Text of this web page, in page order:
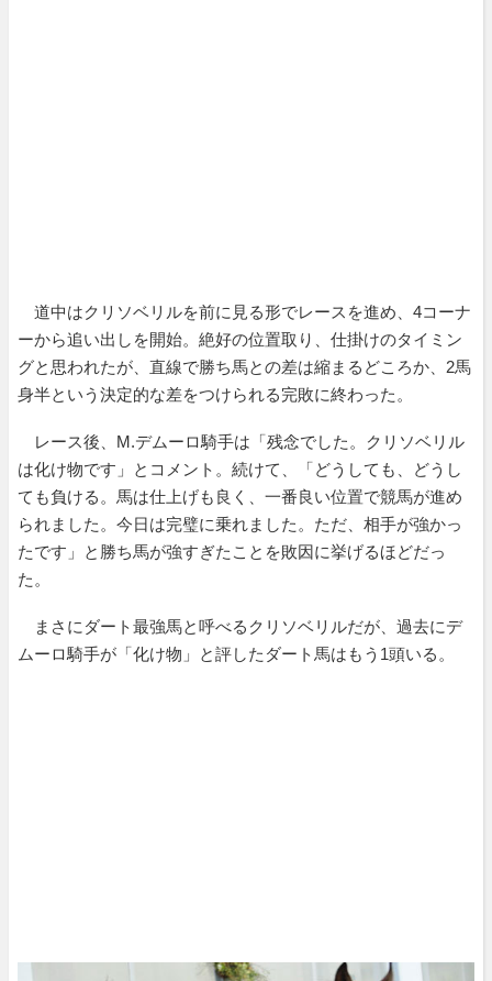
道中はクリソベリルを前に見る形でレースを進め、4コーナ
ーから追い出しを開始。絶好の位置取り、仕掛けのタイミン
グと思われたが、直線で勝ち馬との差は縮まるどころか、2馬
身半という決定的な差をつけられる完敗に終わった。
レース後、M.デムーロ騎手は「残念でした。クリソベリル
は化け物です」とコメント。続けて、「どうしても、どうし
ても負ける。馬は仕上げも良く、一番良い位置で競馬が進め
られました。今日は完璧に乗れました。ただ、相手が強かっ
たです」と勝ち馬が強すぎたことを敗因に挙げるほどだっ
た。
まさにダート最強馬と呼べるクリソベリルだが、過去にデ
ムーロ騎手が「化け物」と評したダート馬はもう1頭いる。